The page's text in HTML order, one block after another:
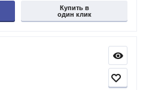
Купить в
один клик